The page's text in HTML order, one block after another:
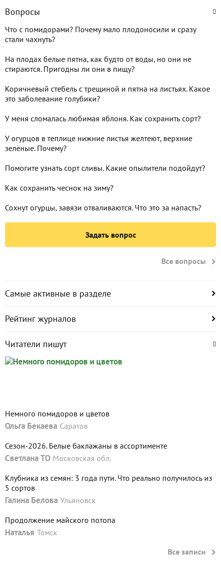
Вопросы
Что с помидорами? Почему мало плодоносили и сразу
стали чахнуть?
На плодах белые пятна, как будто от воды, но они не
стираются. Пригодны ли они в пищу?
Коричневый стебель с трещиной и пятна на листьях. Какое
это заболевание голубики?
У меня сломалась любимая яблоня. Как сохранить сорт?
У огурцов в теплице нижние листья желтеют, верхние
зелёные. Почему?
Помогите узнать сорт сливы. Какие опылители подойдут?
Как сохранить чеснок на зиму?
Сохнут огурцы, завязи отваливаются. Что это за напасть?
Задать вопрос
Все вопросы
Самые активные в разделе
Рейтинг журналов
Читатели пишут
Немного помидоров и цветов
Ольга Бекаева Саратов
Сезон-2026. Белые баклажаны в ассортименте
Светлана ТО Московская обл.
Клубника из семян: 3 года пути. Что реально получилось из
5 сортов
Галина Белова Ульяновск
Продолжение майского потопа
Наталья Томск
Все записи